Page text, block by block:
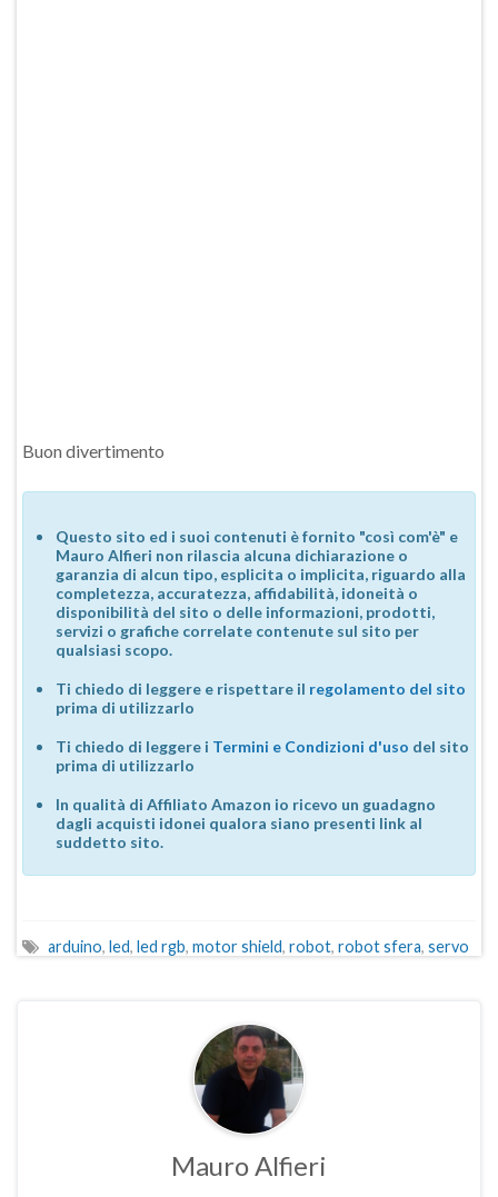
Buon divertimento
Questo sito ed i suoi contenuti è fornito "così com'è" e
Mauro Alfieri non rilascia alcuna dichiarazione o
garanzia di alcun tipo, esplicita o implicita, riguardo alla
completezza, accuratezza, affidabilità, idoneità o
disponibilità del sito o delle informazioni, prodotti,
servizi o grafiche correlate contenute sul sito per
qualsiasi scopo.
Ti chiedo di leggere e rispettare il regolamento del sito
prima di utilizzarlo
Ti chiedo di leggere i Termini e Condizioni d'uso del sito
prima di utilizzarlo
In qualità di Affiliato Amazon io ricevo un guadagno
dagli acquisti idonei qualora siano presenti link al
suddetto sito.
arduino, led, led rgb, motor shield, robot, robot sfera, servo
Mauro Alfieri